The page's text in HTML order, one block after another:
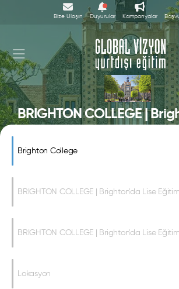
Bize Ulaşın Duyurular Kampanyalar
BRIGHTON COLLEGE |
Brighton College
BRIGHTON COLLEGE | Brighton'da Lise
BRIGHTON COLLEGE | Brighton'da Lise
Lokasyon